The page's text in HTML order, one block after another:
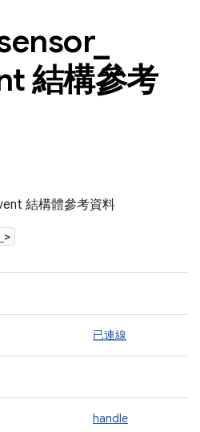
_
結構參考
結構體參考資料
>
已連線
handle